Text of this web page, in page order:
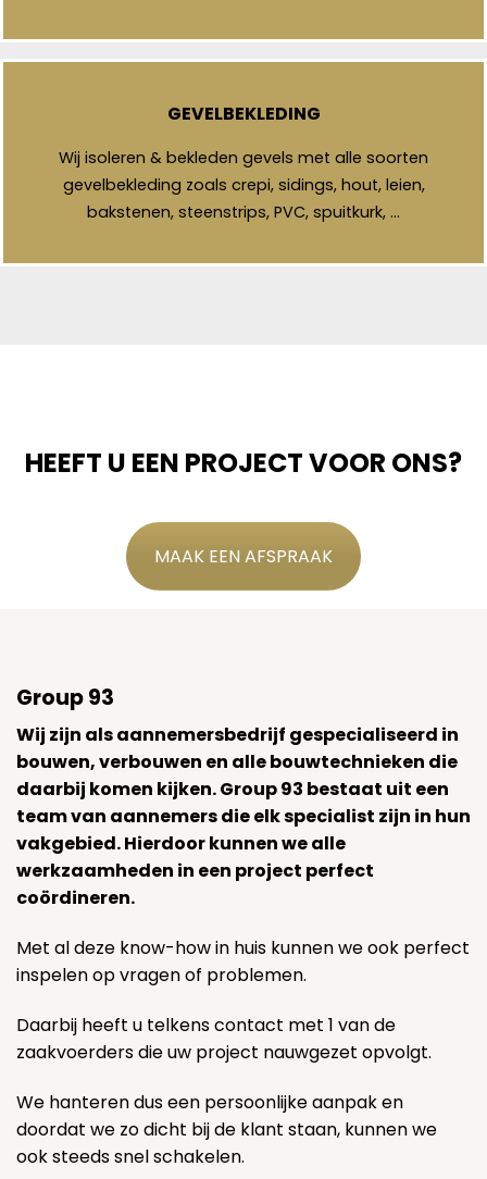
GEVELBEKLEDING
Wij isoleren & bekleden gevels met alle soorten
gevelbekleding zoals crepi, sidings, hout, leien,
bakstenen, steenstrips, PVC, spuitkurk, …
HEEFT U EEN PROJECT VOOR ONS?
MAAK EEN AFSPRAAK
Group 93
Wij zijn als aannemersbedrijf gespecialiseerd in
bouwen, verbouwen en alle bouwtechnieken die
daarbij komen kijken. Group 93 bestaat uit een
team van aannemers die elk specialist zijn in hun
vakgebied. Hierdoor kunnen we alle
werkzaamheden in een project perfect
coördineren.
Met al deze know-how in huis kunnen we ook perfect
inspelen op vragen of problemen.
Daarbij heeft u telkens contact met 1 van de
zaakvoerders die uw project nauwgezet opvolgt.
We hanteren dus een persoonlijke aanpak en
doordat we zo dicht bij de klant staan, kunnen we
ook steeds snel schakelen.